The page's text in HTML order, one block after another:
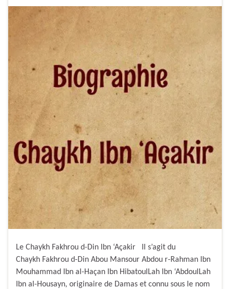
Le Chaykh Fakhrou d-Din Ibn ‘Açakir Il s’agit du
Chaykh Fakhrou d-Din Abou Mansour Abdou r-Rahman Ibn
Mouhammad Ibn al-Haçan Ibn HibatoulLah Ibn ‘AbdoulLah
Ibn al-Housayn, originaire de Damas et connu sous le nom